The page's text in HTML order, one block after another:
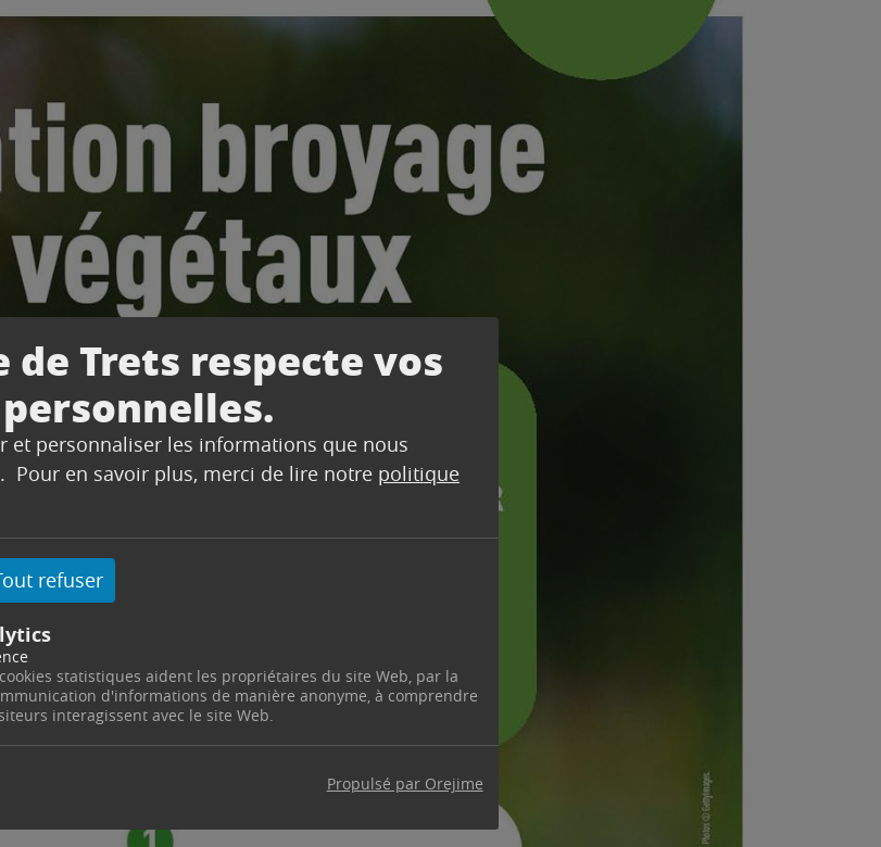
de Trets respecte vos
et personnaliser les informations que nous
Pour en savoir plus, merci de lire notre politique
refuser
statistiques aident les propriétaires du site Web, par la
d'informations de manière anonyme, à comprendre
interagissent avec le site Web.
Propulsé par Orejime